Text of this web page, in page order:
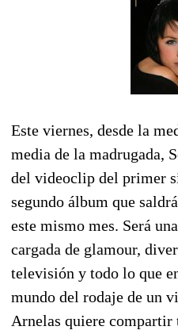
Este viernes, desde la
media de la madrugada,
del videoclip del primer
segundo álbum que
este mismo mes. Será
cargada de glamour,
televisión y todo lo que
mundo del rodaje de un
Arnelas quiere compartir